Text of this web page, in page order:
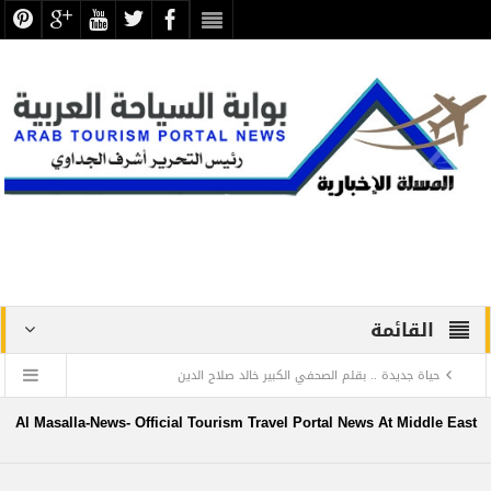
القائمة
حياة جديدة .. بقلم الصحفي الكبير خالد صلاح الدين
دراسة علمية ترصد الاكتشافات الأثرية والتطوير بجبانة الشاطبي
Al Masalla-News- Official Tourism Travel Portal News At Middle East